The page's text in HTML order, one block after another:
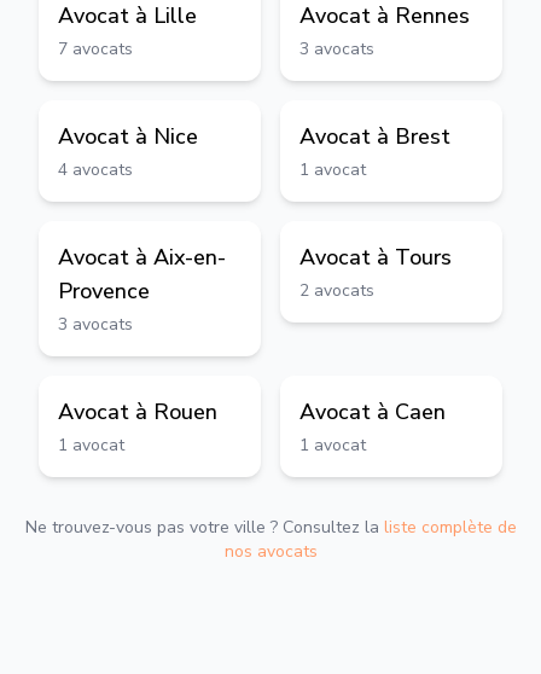
Avocat à Lille
7 avocats
Avocat à Rennes
3 avocats
Avocat à Nice
4 avocats
Avocat à Brest
1 avocat
Avocat à Aix-en-
Provence
3 avocats
Avocat à Tours
2 avocats
Avocat à Rouen
1 avocat
Avocat à Caen
1 avocat
Ne trouvez-vous pas votre ville ? Consultez la liste complète de
nos avocats